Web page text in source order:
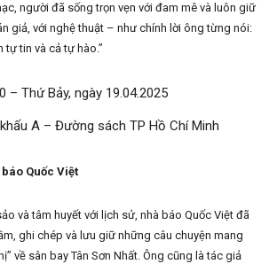
người đã sống trọn vẹn với đam mê và luôn giữ
giả, với nghệ thuật – như chính lời ông từng nói:
tự tin và cả tự hào.”
– Thứ Bảy, ngày 19.04.2025
A – Đường sách TP Hồ Chí Minh
Quốc Việt
và tâm huyết với lịch sử, nhà báo Quốc Việt đã
ghi chép và lưu giữ những câu chuyện mang
về sân bay Tân Sơn Nhất. Ông cũng là tác giả